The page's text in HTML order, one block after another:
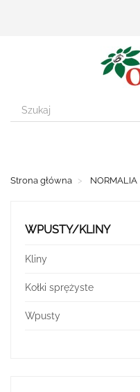
Strona główna NORMALIA
WPUSTY/KLINY
Kliny
Kołki sprężyste
Wpusty